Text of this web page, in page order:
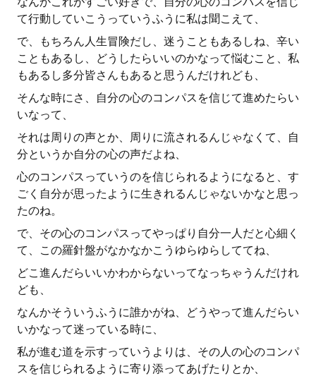
て行動していこうっていうふうに私は聞こえて、
で、もちろん人生冒険だし、迷うこともあるしね、辛い
こともあるし、どうしたらいいのかなって悩むこと、私
もあるし多分皆さんもあると思うんだけれども、
そんな時にさ、自分の心のコンパスを信じて進めたらい
いなって、
それは周りの声とか、周りに流されるんじゃなくて、自
分というか自分の心の声だよね、
心のコンパスっていうのを信じられるようになると、す
ごく自分が思ったように生きれるんじゃないかなと思っ
たのね。
で、その心のコンパスってやっぱり自分一人だと心細く
て、この羅針盤がなかなかこうゆらゆらしててね、
どこ進んだらいいかわからないってなっちゃうんだけれ
ども、
なんかそういうふうに誰かがね、どうやって進んだらい
いかなって迷っている時に、
私が進む道を示すっていうよりは、その人の心のコンパ
スを信じられるように寄り添ってあげたりとか、